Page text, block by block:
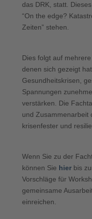
das DRK, statt.
“On the edge?
Zeiten” stehen.
Dies folgt auf
denen sich gezeigt
Gesundheitskrisen,
Spannungen
verstärken. Die
und Zusammenarbeit
krisenfester und
Wenn Sie zu der
können Sie hier bis
Vorschläge für
gemeinsame
einreichen.